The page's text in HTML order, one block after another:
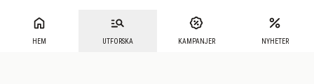
HEM UTFORSKA KAMPANJER NYHETER